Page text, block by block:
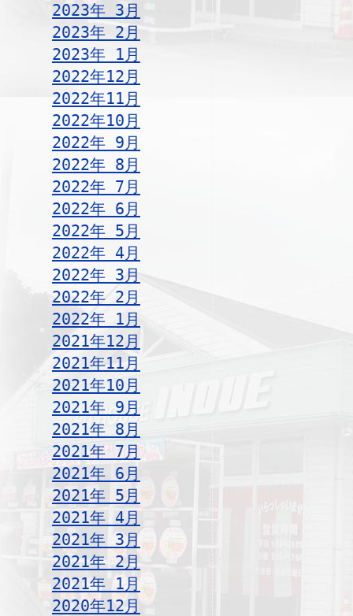
2023年 3月
2023年 2月
2023年 1月
2022年12月
2022年11月
2022年10月
2022年 9月
2022年 8月
2022年 7月
2022年 6月
2022年 5月
2022年 4月
2022年 3月
2022年 2月
2022年 1月
2021年12月
2021年11月
2021年10月
2021年 9月
2021年 8月
2021年 7月
2021年 6月
2021年 5月
2021年 4月
2021年 3月
2021年 2月
2021年 1月
2020年12月